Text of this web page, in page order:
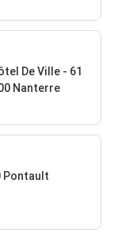
De Ville - 61
Nanterre
Pontault